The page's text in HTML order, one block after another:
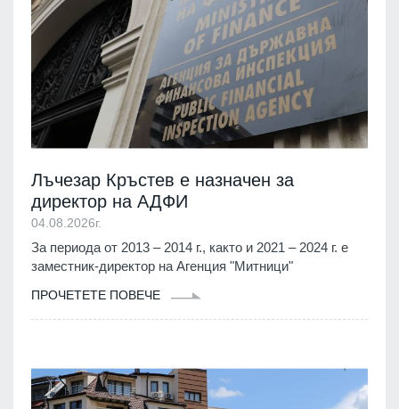
Лъчезар Кръстев е назначен за
директор на АДФИ
04.08.2026г.
За периода от 2013 – 2014 г., както и 2021 – 2024 г. е
заместник-директор на Агенция "Митници"
ПРОЧЕТЕТЕ ПОВЕЧЕ